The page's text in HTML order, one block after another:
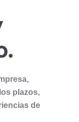
plazos,
de